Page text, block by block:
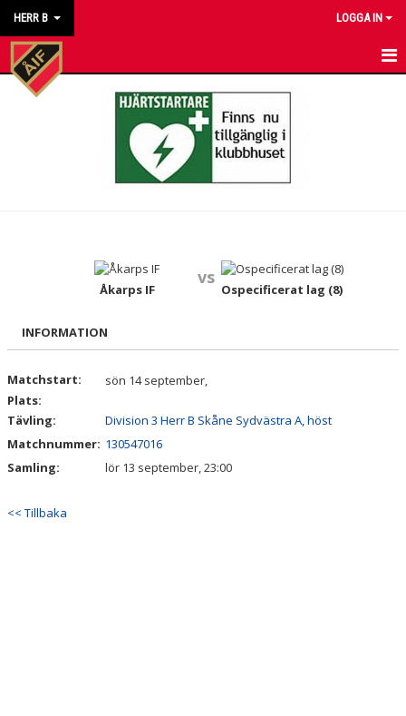
HERR B LOGGA IN
HEM
DOKUMENT
Åkarps IF
vs
Ospecificerat lag (8)
INFORMATION
Matchstart:
sön 14 september,
Plats:
Tävling:
Division 3 Herr B Skåne Sydvästra A, höst
Matchnummer: 130547016
Samling:
lör 13 september, 23:00
<< Tillbaka